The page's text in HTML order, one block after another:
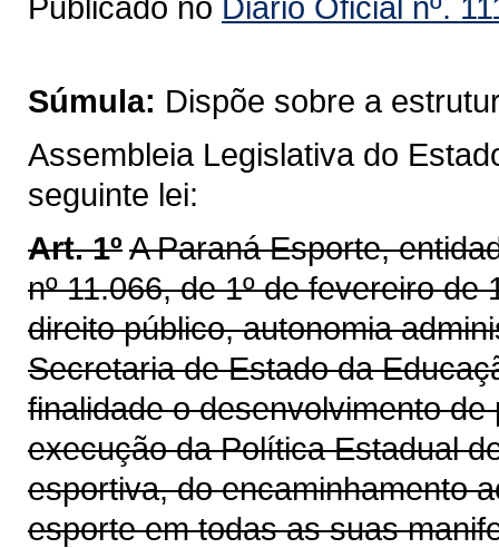
Súmula: Dispõe sobre a
Assembleia Legislativa do
seguinte lei:
Art. 1ºA Paraná Esporte,
nº 11.066, de 1º de fevereiro
direito público, autonomia
Secretaria de Estado da
finalidade o desenvolvimento
execução da Política Estadual
esportiva, do encaminhamento
esporte em todas as suas